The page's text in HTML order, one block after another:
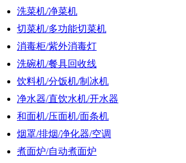
洗菜机/净菜机
切菜机/多功能切菜机
消毒柜/紫外消毒灯
洗碗机/餐具回收线
饮料机/分饭机/制冰机
净水器/直饮水机/开水器
和面机/压面机/面条机
烟罩/排烟/净化器/空调
煮面炉/自动煮面炉